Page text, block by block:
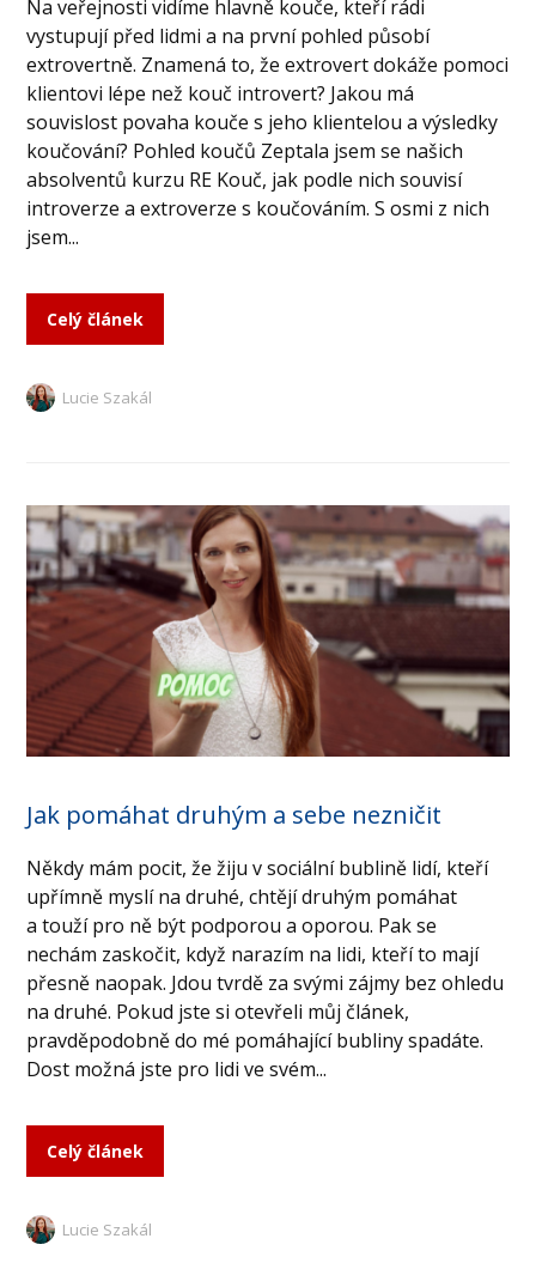
Na veřejnosti vidíme hlavně kouče, kteří rádi
vystupují před lidmi a na první pohled působí
extrovertně. Znamená to, že extrovert dokáže pomoci
klientovi lépe než kouč introvert? Jakou má
souvislost povaha kouče s jeho klientelou a výsledky
koučování? Pohled koučů Zeptala jsem se našich
absolventů kurzu RE Kouč, jak podle nich souvisí
introverze a extroverze s koučováním. S osmi z nich
jsem...
Celý článek
Lucie Szakál
Jak pomáhat druhým a sebe nezničit
Někdy mám pocit, že žiju v sociální bublině lidí, kteří
upřímně myslí na druhé, chtějí druhým pomáhat
a touží pro ně být podporou a oporou. Pak se
nechám zaskočit, když narazím na lidi, kteří to mají
přesně naopak. Jdou tvrdě za svými zájmy bez ohledu
na druhé. Pokud jste si otevřeli můj článek,
pravděpodobně do mé pomáhající bubliny spadáte.
Dost možná jste pro lidi ve svém...
Celý článek
Lucie Szakál